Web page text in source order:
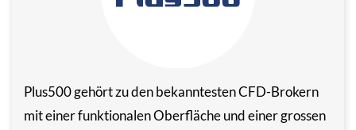
Plus500 gehört zu den bekanntesten CFD-Brokern
mit einer funktionalen Oberfläche und einer grossen